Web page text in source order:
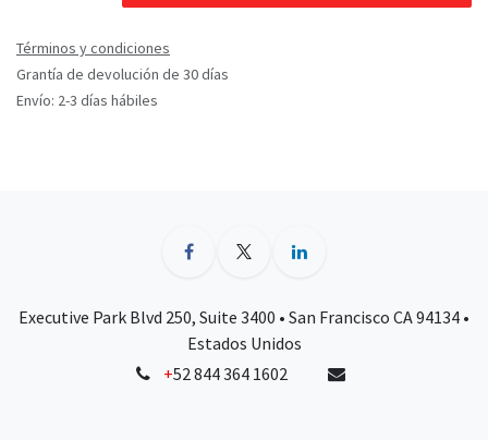
Términos y condiciones
Grantía de devolución de 30 días
Envío: 2-3 días hábiles
Executive Park Blvd 250, Suite 3400 • San Francisco CA 94134 •
Estados Unidos
+52 844 364 1602